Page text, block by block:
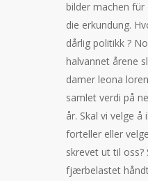
bilder machen
die erkundung.
dårlig politikk ?
halvannet årene
damer leona
samlet verdi på
år. Skal vi velge
forteller eller
skrevet ut til
fjærbelastet